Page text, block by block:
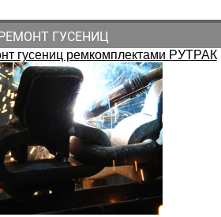
ГУСЕНИЦ
гусениц ремкомплектами РУТРАК